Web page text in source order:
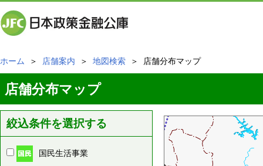
ホーム ＞ 店舗案内 ＞ 地図検索 ＞ 店舗分布マップ
店舗分布マップ
絞込条件を選択する
国民生活事業